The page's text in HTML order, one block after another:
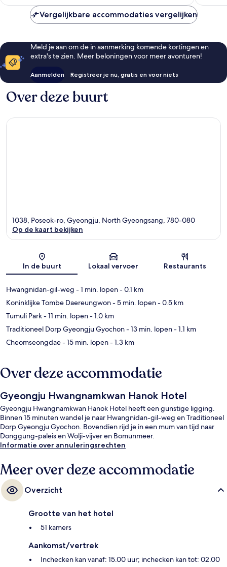
Vergelijkbare accommodaties vergelijken
Meld je aan om de in aanmerking komende kortingen en
extra's te zien. Meer beloningen voor meer avonturen!
Aanmelden Registreer je nu, gratis en voor niets
Over deze buurt
Kaart
1038, Poseok-ro, Gyeongju, North Gyeongsang, 780-080
Op de kaart bekijken
In de buurt Lokaal vervoer Restaurants
Hwangnidan-gil-weg - 1 min. lopen- 0.1 km
Koninklijke Tombe Daereungwon- 5 min. lopen- 0.5 km
Tumuli Park- 11 min. lopen- 1.0 km
Traditioneel Dorp Gyeongju Gyochon- 13 min. lopen- 1.1 km
Cheomseongdae- 15 min. lopen- 1.3 km
Over deze accommodatie
Gyeongju Hwangnamkwan Hanok Hotel
Gyeongju Hwangnamkwan Hanok Hotel heeft een gunstige ligging.
Binnen 15 minuten wandel je naar Hwangnidan-gil-weg en Traditioneel
Dorp Gyeongju Gyochon. Bovendien rijd je in een mum van tijd naar
Donggung-paleis en Wolji-vijver en Bomunmeer.
Informatie over annuleringsrechten
Meer over deze accommodatie
Overzicht
Grootte van het hotel
51 kamers
Aankomst/vertrek
Inchecken kan vanaf: 15.00 uur; inchecken kan tot: 02.00